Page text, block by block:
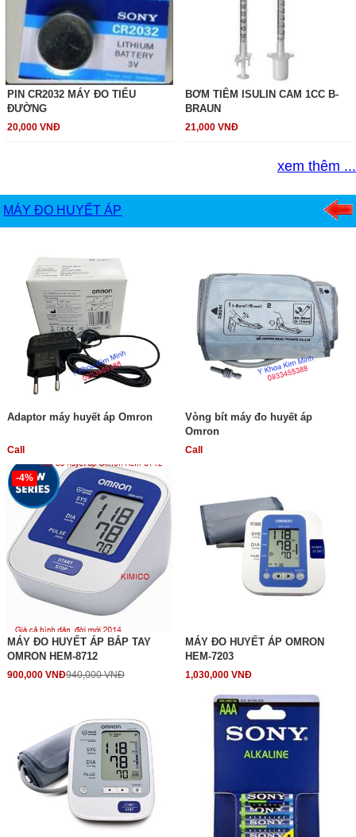
PIN CR2032 MÁY ĐO TIỂU
ĐƯỜNG
20,000 VNĐ
BƠM TIÊM ISULIN CAM 1CC B-
BRAUN
21,000 VNĐ
xem thêm ...
MÁY ĐO HUYẾT ÁP
Adaptor máy huyết áp Omron
Call
Vòng bít máy đo huyết áp
Omron
Call
-4%
MÁY ĐO HUYẾT ÁP BẮP TAY
OMRON HEM-8712
900,000 VNĐ940,000 VNĐ
MÁY ĐO HUYẾT ÁP OMRON
HEM-7203
1,030,000 VNĐ